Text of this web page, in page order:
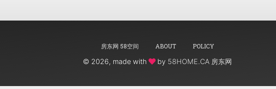
房东网 58空间 ABOUT POLICY
© 2026, made with by 58HOME.CA 房东网